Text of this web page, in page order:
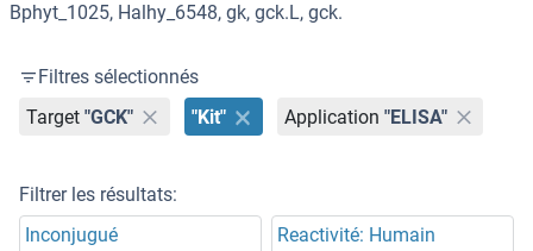
Bphyt_1025, Halhy_6548, gk, gck.L, gck.
Filtres sélectionnés
Target "GCK" "Kit" Application "ELISA"
Filtrer les résultats:
Inconjugué
Reactivité: Humain